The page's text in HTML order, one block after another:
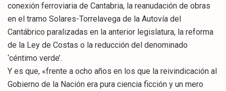
conexión ferroviaria de Cantabria, la reanudación de obras
en el tramo Solares-Torrelavega de la Autovía del
Cantábrico paralizadas en la anterior legislatura, la reforma
de la Ley de Costas o la reducción del denominado
‘céntimo verde’.
Y es que, «frente a ocho años en los que la reivindicación al
Gobierno de la Nación era pura ciencia ficción y un mero